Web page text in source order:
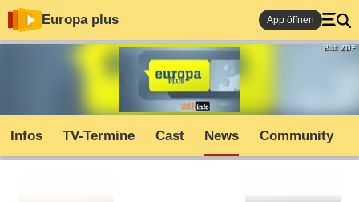
Europa plus App öffnen
Bild: ZDF
Infos TV-Termine Cast News Community